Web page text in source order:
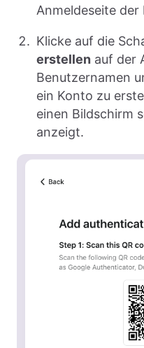
Anmeldeseite
Klicke auf die
erstellen auf der
Benutzernamen
ein Konto zu
einen Bildschirm
anzeigt.